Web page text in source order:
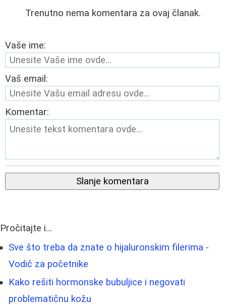
Trenutno nema komentara za ovaj članak.
Vaše ime:
Vaš email:
Komentar:
Slanje komentara
Pročitajte i...
Sve što treba da znate o hijaluronskim filerima -
Vodič za početnike
Kako rešiti hormonske bubuljice i negovati
problematičnu kožu